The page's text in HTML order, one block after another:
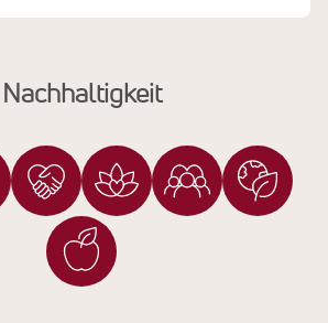
Nachhaltigkeit